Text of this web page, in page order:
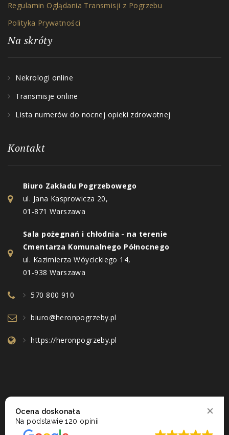
Regulamin Oglądania Transmisji z Pogrzebu
Polityka Prywatności
Na skróty
Nekrologi online
Transmisje online
Lista numerów do nocnej opieki zdrowotnej
Kontakt
Biuro Zakładu Pogrzebowego
ul. Jana Kasprowicza 20,
01-871 Warszawa
Sala pożegnań i chłodnia - na terenie
Cmentarza Komunalnego Północnego
ul. Kazimierza Wóycickiego 14,
01-938 Warszawa
570 800 910
biuro@heronpogrzeby.pl
https://heronpogrzeby.pl
Ocena doskonała
Na podstawie120 opinii